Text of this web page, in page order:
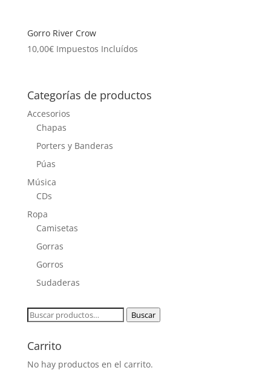
Gorro River Crow
10,00€ Impuestos Incluídos
Categorías de productos
Accesorios
Chapas
Porters y Banderas
Púas
Música
CDs
Ropa
Camisetas
Gorras
Gorros
Sudaderas
Buscar
Buscar
Carrito
No hay productos en el carrito.